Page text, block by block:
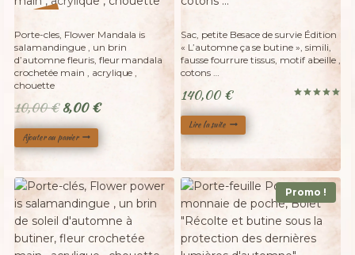
20
Porte-cles, Flower Mandala is
salamandingue , un brin
d’automne fleuris, fleur mandala
crochetée main , acrylique ,
chouette
10,00€ Le
prix
initial
10,00 €.
8,00€Le
prix
actuel
8,00 €.
Ajouter au panier
Adopté
Sac, petite Besace de survie Édition
« L’automne ça se butine », simili,
fausse fourrure tissus, motif abeille ,
cotons …
140,00 €
Lire la suite
Promo !